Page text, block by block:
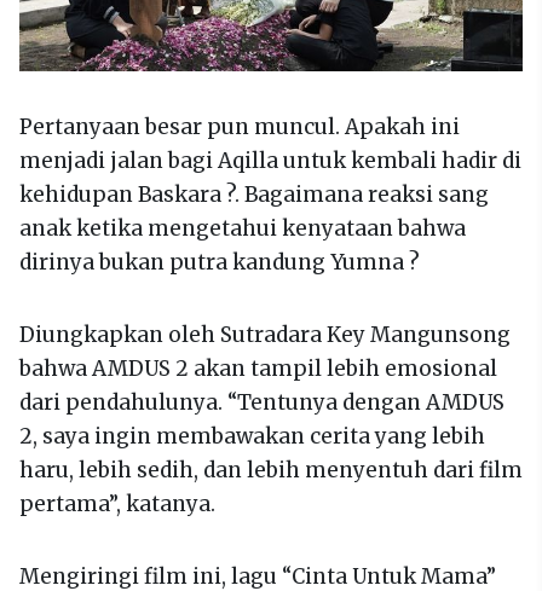
Pertanyaan besar pun muncul. Apakah ini
menjadi jalan bagi Aqilla untuk kembali hadir di
kehidupan Baskara ?. Bagaimana reaksi sang
anak ketika mengetahui kenyataan bahwa
dirinya bukan putra kandung Yumna ?
Diungkapkan oleh Sutradara Key Mangunsong
bahwa AMDUS 2 akan tampil lebih emosional
dari pendahulunya. “Tentunya dengan AMDUS
2, saya ingin membawakan cerita yang lebih
haru, lebih sedih, dan lebih menyentuh dari film
pertama”, katanya.
Mengiringi film ini, lagu “Cinta Untuk Mama”